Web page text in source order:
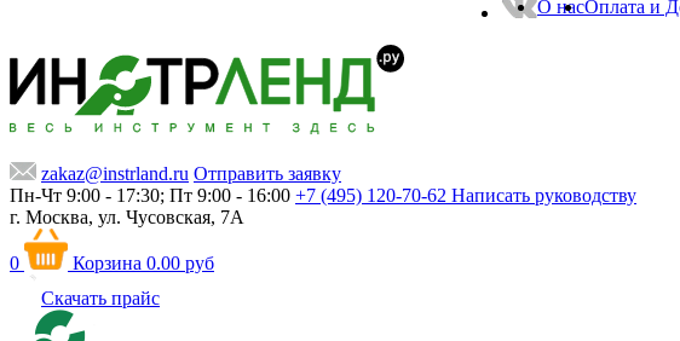
О насОплата и
zakaz@instrland.ru Отправить заявку
Пн-Чт 9:00 - 17:30; Пт 9:00 - 16:00 +7 (495) 120-70-62 Написать руководству
г. Москва, ул. Чусовская, 7А
0 Корзина 0.00 руб
Скачать прайс